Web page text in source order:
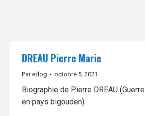
DREAU Pierre Marie
Paredog octobre 5, 2021
Biographie de Pierre DREAU
en pays bigouden)